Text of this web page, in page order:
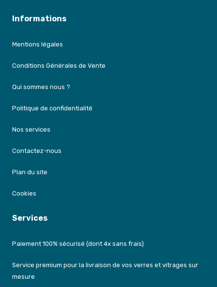
Informations
Mentions légales
Conditions Générales de Vente
Qui sommes nous ?
Politique de confidentialité
Nos services
Contactez-nous
Plan du site
Cookies
Services
Paiement 100% sécurisé (dont 4x sans frais)
Service premium pour la livraison de vos verres et vitrages sur
mesure